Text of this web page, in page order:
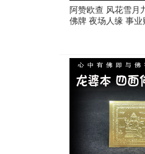
阿赞欧查 风花雪月
佛牌 夜场人缘 事业